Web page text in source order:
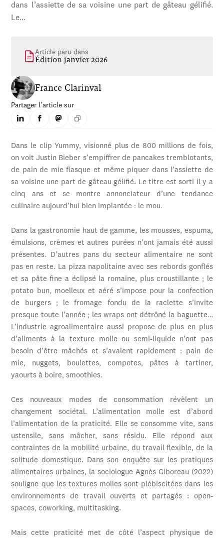
dans l’assiette de sa voisine une part de gâteau gélifié.
Le…
Article paru dans
Édition janvier 2026
France Clarinval
Partager l'article sur
Dans le clip Yummy, visionné plus de 800 millions de fois,
on voit Justin Bieber s’empiffrer de pancakes tremblotants,
de pain de mie flasque et même piquer dans l’assiette de
sa voisine une part de gâteau gélifié. Le titre est sorti il y a
cinq ans et se montre annonciateur d’une tendance
culinaire aujourd’hui bien implantée : le mou.
Dans la gastronomie haut de gamme, les mousses, espuma,
émulsions, crèmes et autres purées n’ont jamais été aussi
présentes. D’autres pans du secteur alimentaire ne sont
pas en reste. La pizza napolitaine avec ses rebords gonflés
et sa pâte fine a éclipsé la romaine, plus croustillante ; le
potato bun, moelleux et aéré s’impose pour la confection
de burgers ; le fromage fondu de la raclette s’invite
presque toute l’année ; les wraps ont détrôné la baguette…
L’industrie agroalimentaire aussi propose de plus en plus
d’aliments à la texture molle ou semi-liquide n’ont pas
besoin d’être mâchés et s’avalent rapidement : pain de
mie, nuggets, boulettes, compotes, pâtes à tartiner,
yaourts à boire, smoothies.
Ces nouveaux modes de consommation révèlent un
changement sociétal. L’alimentation molle est d’abord
l’alimentation de la praticité. Elle se consomme vite, sans
ustensile, sans mâcher, sans résidu. Elle répond aux
contraintes de la mobilité urbaine, du travail flexible, de la
solitude domestique. Dans son enquête sur les pratiques
alimentaires urbaines, la sociologue Agnès Giboreau (2022)
souligne que les textures molles sont plébiscitées dans les
environnements de travail ouverts et partagés : open-
spaces, coworking, multitasking.
Mais cette praticité met de côté l’aspect physique de